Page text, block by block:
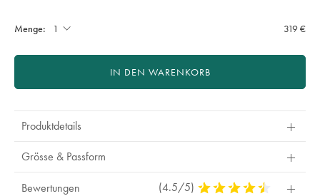
Menge: 319 €
IN DEN WARENKORB
Produktdetails
Grösse & Passform
Bewertungen (4.5/5) 4,5